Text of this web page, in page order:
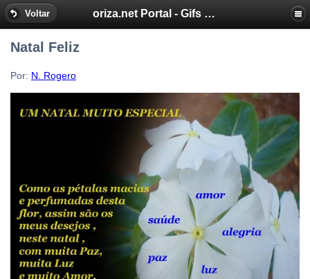
Voltar oriza.net Portal - Gifs by Oriza - Frases, Poemas
Natal Feliz
Por: N. Rogero